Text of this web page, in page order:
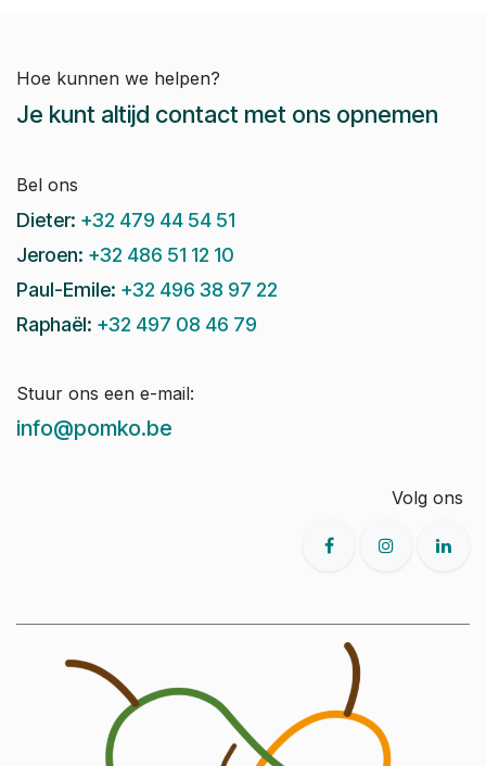
Hoe kunnen we helpen?
Je kunt altijd contact met ons opnemen
Bel ons
Dieter: +32 479 44 54 51
Jeroen: +32 486 51 12 10
Paul-Emile: +32 496 38 97 22
Raphaël: +32 497 08 46 79
Stuur ons een e-mail:
info@pomko.be
Volg ons